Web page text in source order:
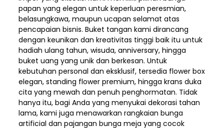
papan yang elegan untuk keperluan peresmian,
belasungkawa, maupun ucapan selamat atas
pencapaian bisnis. Buket tangan kami dirancang
dengan keunikan dan kreativitas tinggi baik itu untuk
hadiah ulang tahun, wisuda, anniversary, hingga
buket uang yang unik dan berkesan. Untuk
kebutuhan personal dan eksklusif, tersedia flower box
elegan, standing flower premium, hingga krans duka
cita yang mewah dan penuh penghormatan. Tidak
hanya itu, bagi Anda yang menyukai dekorasi tahan
lama, kami juga menawarkan rangkaian bunga
artificial dan pajangan bunga meja yang cocok